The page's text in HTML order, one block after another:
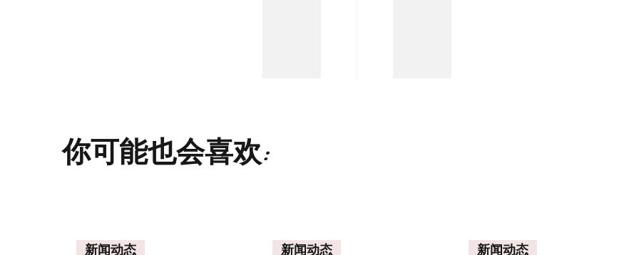
你可能也会喜欢:
新闻动态 新闻动态 新闻动态